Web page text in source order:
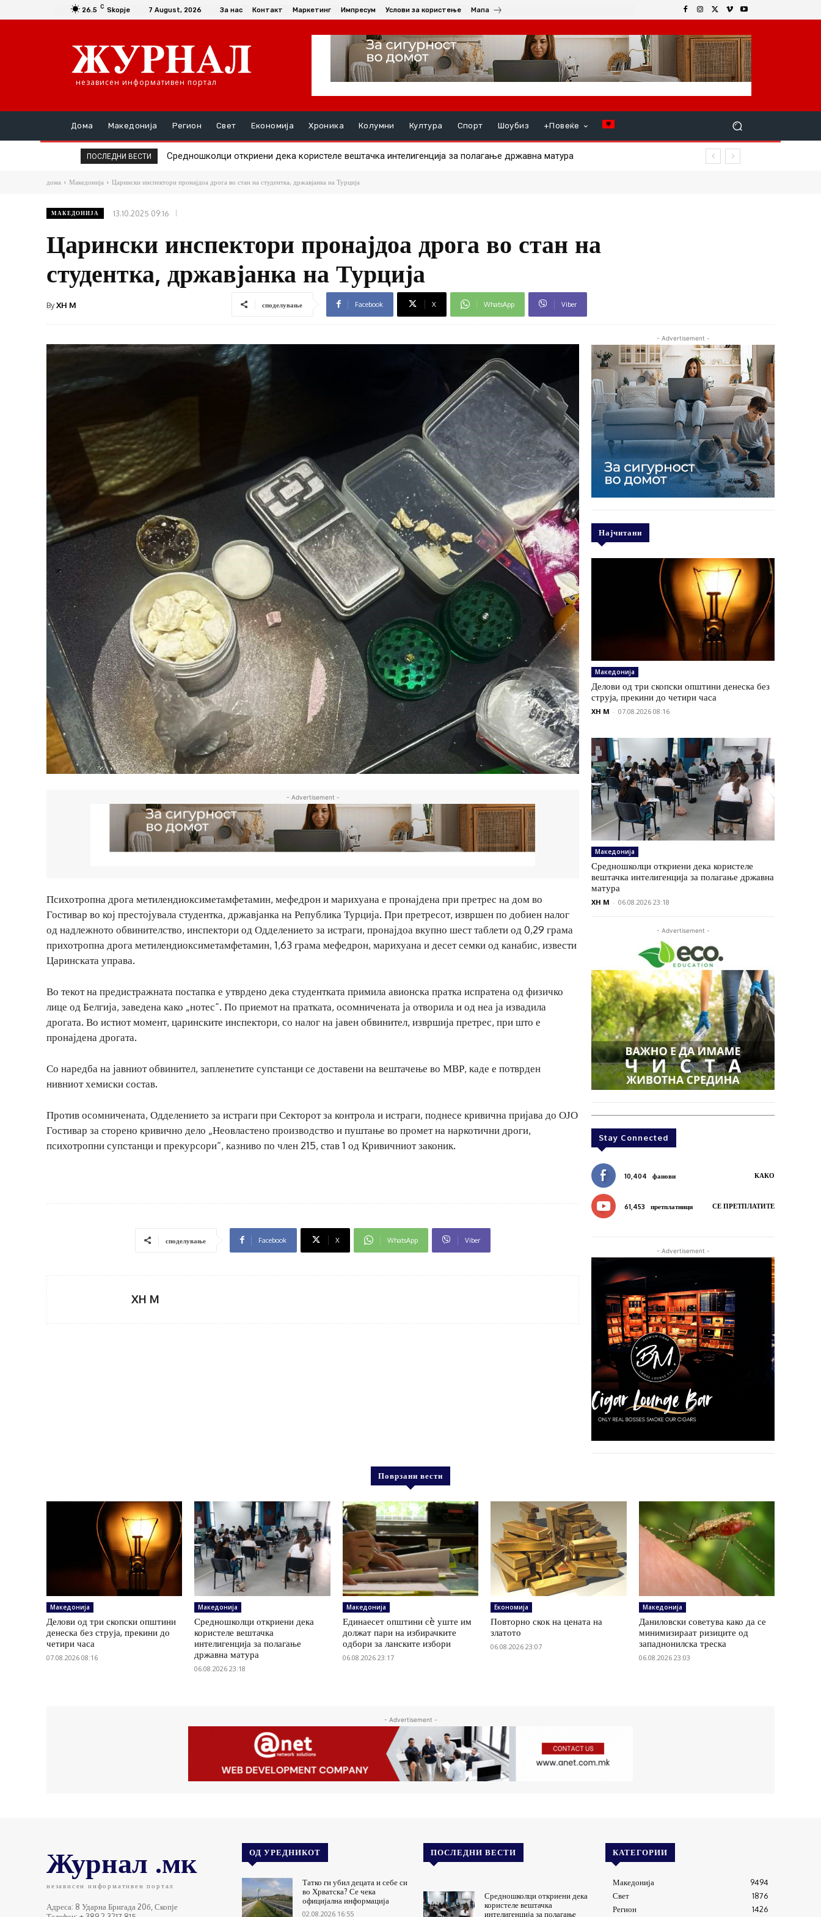
26.5 C Skopje 7 August, 2026 За нас Контакт Маркетинг Импресум Услови за користење Мапа
независен информативен портал
Дома Македонија Регион Свет Економија Хроника Колумни Култура Спорт Шоубиз +Повеќе
ПОСЛЕДНИ ВЕСТИ Средношколци откриени дека користеле вештачка интелигенција за полагање државна матура
Единаесет општини сè уште им должат пари на избирачките одбори за ланските избори
дома Македонија Царински инспектори пронајдоа дрога во стан на студентка, државјанка на Турција
МАКЕДОНИЈА 13.10.2025 09:16
Царински инспектори пронајдоа дрога во стан на
студентка, државјанка на Турција
ByXH M споделување Facebook X WhatsApp Viber
- Advertisement -
Психотропна дрога метилендиоксиметамфетамин, мефедрон и марихуана е пронајдена при претрес на дом во
Гостивар во кој престојувала студентка, државјанка на Република Турција. При претресот, извршен по добиен налог
од надлежното обвинителство, инспектори од Одделението за истраги, пронајдоа вкупно шест таблети од 0,29 грама
прихотропна дрога метилендиоксиметамфетамин, 1,63 грама мефедрон, марихуана и десет семки од канабис, извести
Царинската управа.
Во текот на предистражната постапка е утврдено дека студентката примила авионска пратка испратена од физичко
лице од Белгија, заведена како „нотес“. По приемот на пратката, осомничената ја отворила и од неа ја извадила
дрогата. Во истиот момент, царинските инспектори, со налог на јавен обвинител, извршија претрес, при што е
пронајдена дрогата.
Со наредба на јавниот обвинител, запленетите супстанци се доставени на вештачење во МВР, каде е потврден
нивниот хемиски состав.
Против осомничената, Одделението за истраги при Секторот за контрола и истраги, поднесе кривична пријава до ОЈО
Гостивар за сторено кривично дело „Неовластено производство и пуштање во промет на наркотични дроги,
психотропни супстанци и прекурсори“, казниво по член 215, став 1 од Кривичниот законик.
споделување Facebook X WhatsApp Viber
XH M
- Advertisement -
Најчитани
Македонија
Делови од три скопски општини денеска без
струја, прекини до четири часа
XH M - 07.08.2026 08:16
Македонија
Средношколци откриени дека користеле
вештачка интелигенција за полагање државна
матура
XH M - 06.08.2026 23:18
- Advertisement -
Stay Connected
10,404 фанови КАКО
61,453 претплатници СЕ ПРЕТПЛАТИТЕ
- Advertisement -
Поврзани вести
Македонија
Делови од три скопски општини
денеска без струја, прекини до
четири часа
07.08.2026 08:16
Македонија
Средношколци откриени дека
користеле вештачка
интелигенција за полагање
државна матура
06.08.2026 23:18
Македонија
Единаесет општини сè уште им
должат пари на избирачките
одбори за ланските избори
06.08.2026 23:17
Економија
Повторно скок на цената на
златото
06.08.2026 23:07
Македонија
Даниловски советува како да се
минимизираат ризиците од
западнонилска треска
06.08.2026 23:03
- Advertisement -
Журнал .мк
независен информативен портал
Адреса: 8 Ударна Бригада 20б, Скопје
ОД УРЕДНИКОТ
Татко ги убил децата и себе си
во Хрватска? Се чека
официјална информација
02.08.2026 16:55
ПОСЛЕДНИ ВЕСТИ
Средношколци откриени дека
користеле вештачка
интелигенција за полагање
КАТЕГОРИИ
Македонија
9494
Свет
1876
Регион
1426